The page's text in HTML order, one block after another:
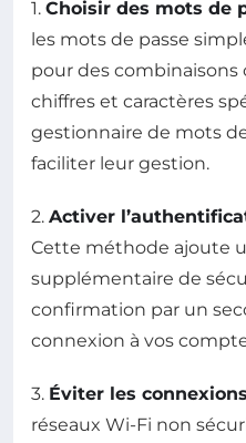
1. Choisir des mots de
les mots de passe
pour des
chiffres et caractères
gestionnaire de mots
faciliter leur gestion.
2. Activer
Cette méthode ajoute
supplémentaire de
confirmation par un
connexion à vos
3. Éviter les
réseaux Wi-Fi non